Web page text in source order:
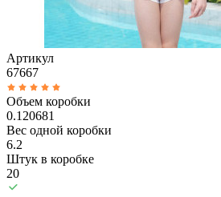
Артикул
67667
Объем коробки
0.120681
Вес одной коробки
6.2
Штук в коробке
20